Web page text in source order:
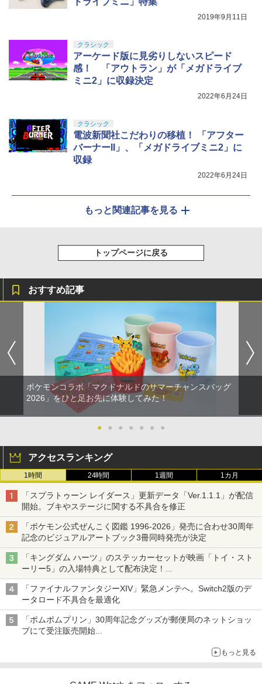
2019年9月11日
クラシック
アーケード版に見劣りしないスピード
感！ 「アウトラン」が「メガドライブ
ミニ2」に収録決定
2022年6月24日
クラシック
電波新聞社こだわりの移植！ 「アフター
バーナーII」、「メガドライブミニ2」に
収録
2022年6月24日
もっと関連記事を見る
トップページに戻る
おすすめ記事
ポケモンコラボ「マクドナルドのサマーチャンスバッグ
2026」をひと足お先に体験してみた！
● ● ● ● ● ● ●
アクセスランキング
1時間 24時間 1週間 1カ月
「スプラトゥーン レイダース」更新データ「Ver.1.1.1」が配信
開始。ブキやステージに関する不具合を修正
「ポケモン公式ぜんこく図鑑 1996-2026」発売に合わせ30周年
記念のビジュアルアートブック3冊同時発売が決定
「キングダム ハーツ」のステッカーセットが映画「トイ・スト
ーリー5」の入場特典として配布決定！
本日8月7日より先着・数量限定で配布
「ファイナルファンタジーXIV」緊急メンテへ。Switch2版のデ
ータロード不具合を最適化
「ポムポムプリン」30周年記念グッズが郵便局のネットショッ
プにて受注販売開始
もっと見る